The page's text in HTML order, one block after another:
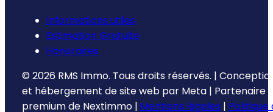
Informations utiles
Estimation Gratuite
Honoraires
© 2026 RMS Immo. Tous droits réservés. |
et hébergement de site web par Meta | Partenaire
premium de Nextimmo | Mentions légales | Politique